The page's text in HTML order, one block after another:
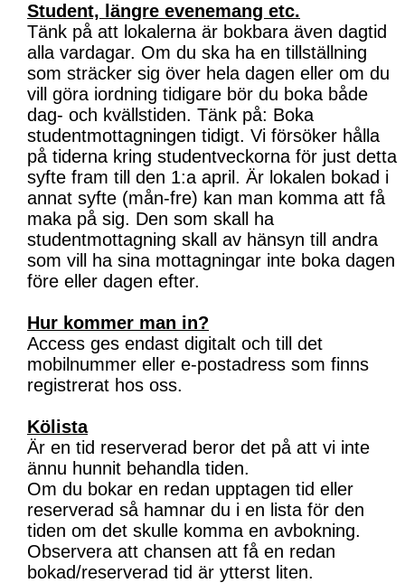
Student, längre evenemang etc.
Tänk på att lokalerna är bokbara även dagtid
alla vardagar. Om du ska ha en tillställning
som sträcker sig över hela dagen eller om du
vill göra iordning tidigare bör du boka både
dag- och kvällstiden. Tänk på: Boka
studentmottagningen tidigt. Vi försöker hålla
på tiderna kring studentveckorna för just detta
syfte fram till den 1:a april. Är lokalen bokad i
annat syfte (mån-fre) kan man komma att få
maka på sig. Den som skall ha
studentmottagning skall av hänsyn till andra
som vill ha sina mottagningar inte boka dagen
före eller dagen efter.
Hur kommer man in?
Access ges endast digitalt och till det
mobilnummer eller e-postadress som finns
registrerat hos oss.
Kölista
Är en tid reserverad beror det på att vi inte
ännu hunnit behandla tiden.
Om du bokar en redan upptagen tid eller
reserverad så hamnar du i en lista för den
tiden om det skulle komma en avbokning.
Observera att chansen att få en redan
bokad/reserverad tid är ytterst liten.